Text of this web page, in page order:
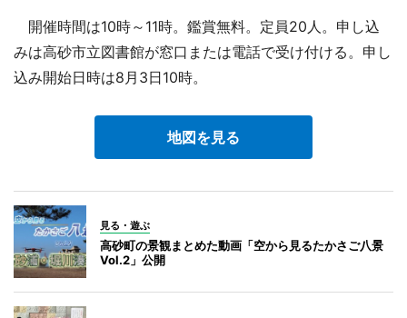
開催時間は10時～11時。鑑賞無料。定員20人。申し込
みは高砂市立図書館が窓口または電話で受け付ける。申し
込み開始日時は8月3日10時。
地図を見る
見る・遊ぶ
高砂町の景観まとめた動画「空から見るたかさご八景
Vol.2」公開